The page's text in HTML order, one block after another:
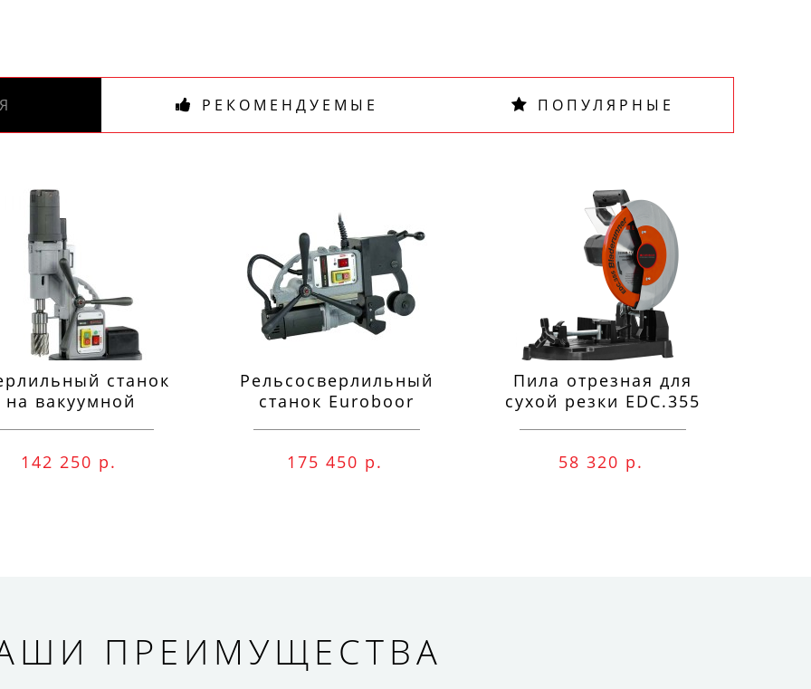
ПОДПИСАТЬСЯ
РЕКОМЕНДУЕМЫЕ ПОПУЛЯРНЫЕ
станок
на вакуумной
142 250 р.
Рельсосверлильный
станок Euroboor
175 450 р.
Пила отрезная для
сухой резки EDC.355
58 320 р.
ПРЕИМУЩЕСТВА